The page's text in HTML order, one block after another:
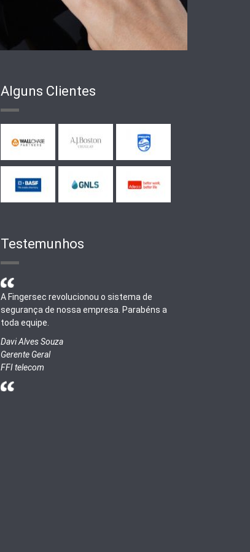
Alguns Clientes
Testemunhos
A Fingersec revolucionou o sistema de
segurança de nossa empresa. Parabéns a
toda equipe.
Davi Alves Souza
Gerente Geral
FFI telecom